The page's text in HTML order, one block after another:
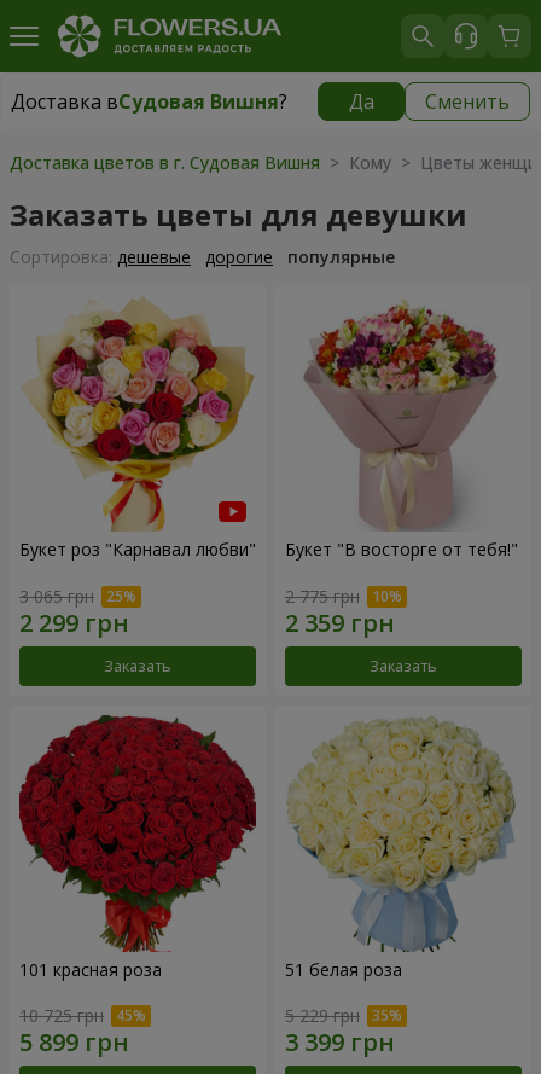
Доставка вСудовая Вишня? Да Сменить
Доставка вСудовая Вишня|812 грн
Доставка цветов в г. Судовая Вишня > Кому > Цветы
Заказать цветы для девушки
Cортировка: дешевые дорогие популярные
Букет роз "Карнавал любви"
3 065 грн
Заказать
Букет "В восторге от тебя!"
2 775 грн
Заказать
101 красная роза
10 725 грн
51 белая роза
5 229 грн